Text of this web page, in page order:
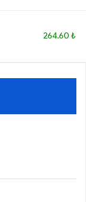
264.60 ₺